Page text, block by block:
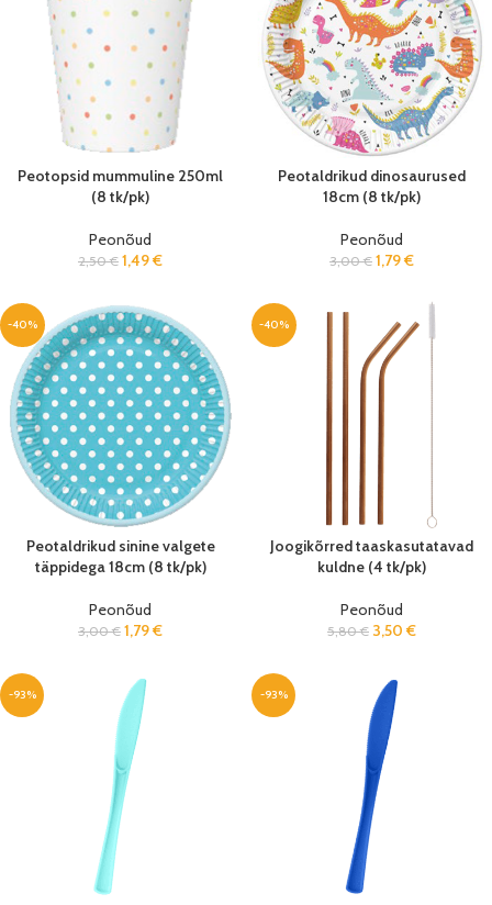
Peotopsid mummuline 250ml
(8 tk/pk)
Peonõud
2,50€ 1,49€
Peotaldrikud dinosaurused
18cm (8 tk/pk)
Peonõud
3,00€ 1,79€
-40%
Peotaldrikud sinine valgete
täppidega 18cm (8 tk/pk)
Peonõud
3,00€ 1,79€
-40%
Joogikõrred taaskasutatavad
kuldne (4 tk/pk)
Peonõud
5,80€ 3,50 €
-93% -93%